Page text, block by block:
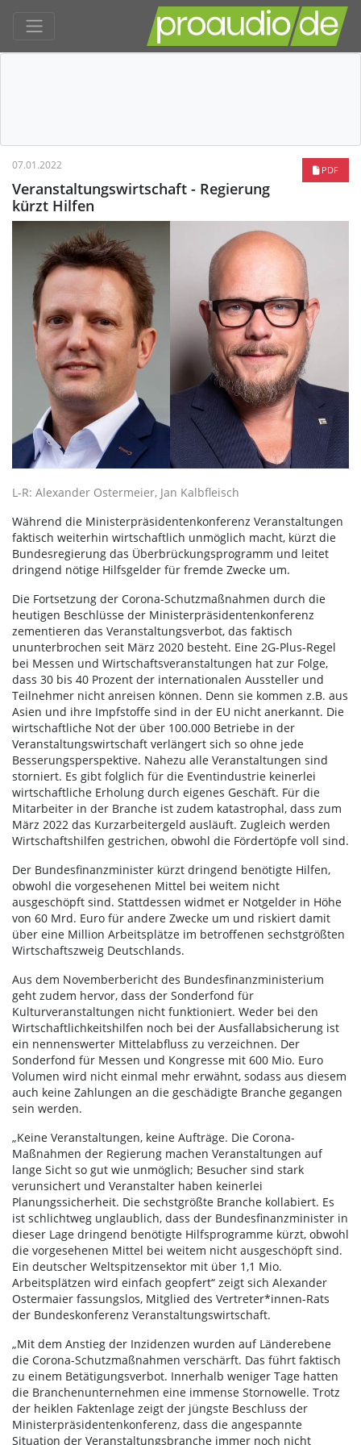
PDF
07.01.2022
Veranstaltungswirtschaft - Regierung
kürzt Hilfen
L-R: Alexander Ostermeier, Jan Kalbfleisch
Während die Ministerpräsidentenkonferenz Veranstaltungen
faktisch weiterhin wirtschaftlich unmöglich macht, kürzt die
Bundesregierung das Überbrückungsprogramm und leitet
dringend nötige Hilfsgelder für fremde Zwecke um.
Die Fortsetzung der Corona-Schutzmaßnahmen durch die
heutigen Beschlüsse der Ministerpräsidentenkonferenz
zementieren das Veranstaltungsverbot, das faktisch
ununterbrochen seit März 2020 besteht. Eine 2G-Plus-Regel
bei Messen und Wirtschaftsveranstaltungen hat zur Folge,
dass 30 bis 40 Prozent der internationalen Aussteller und
Teilnehmer nicht anreisen können. Denn sie kommen z.B. aus
Asien und ihre Impfstoffe sind in der EU nicht anerkannt. Die
wirtschaftliche Not der über 100.000 Betriebe in der
Veranstaltungswirtschaft verlängert sich so ohne jede
Besserungsperspektive. Nahezu alle Veranstaltungen sind
storniert. Es gibt folglich für die Eventindustrie keinerlei
wirtschaftliche Erholung durch eigenes Geschäft. Für die
Mitarbeiter in der Branche ist zudem katastrophal, dass zum
März 2022 das Kurzarbeitergeld ausläuft. Zugleich werden
Wirtschaftshilfen gestrichen, obwohl die Fördertöpfe voll sind.
Der Bundesfinanzminister kürzt dringend benötigte Hilfen,
obwohl die vorgesehenen Mittel bei weitem nicht
ausgeschöpft sind. Stattdessen widmet er Notgelder in Höhe
von 60 Mrd. Euro für andere Zwecke um und riskiert damit
über eine Million Arbeitsplätze im betroffenen sechstgrößten
Wirtschaftszweig Deutschlands.
Aus dem Novemberbericht des Bundesfinanzministerium
geht zudem hervor, dass der Sonderfond für
Kulturveranstaltungen nicht funktioniert. Weder bei den
Wirtschaftlichkeitshilfen noch bei der Ausfallabsicherung ist
ein nennenswerter Mittelabfluss zu verzeichnen. Der
Sonderfond für Messen und Kongresse mit 600 Mio. Euro
Volumen wird nicht einmal mehr erwähnt, sodass aus diesem
auch keine Zahlungen an die geschädigte Branche gegangen
sein werden.
„Keine Veranstaltungen, keine Aufträge. Die Corona-
Maßnahmen der Regierung machen Veranstaltungen auf
lange Sicht so gut wie unmöglich; Besucher sind stark
verunsichert und Veranstalter haben keinerlei
Planungssicherheit. Die sechstgrößte Branche kollabiert. Es
ist schlichtweg unglaublich, dass der Bundesfinanzminister in
dieser Lage dringend benötigte Hilfsprogramme kürzt, obwohl
die vorgesehenen Mittel bei weitem nicht ausgeschöpft sind.
Ein deutscher Weltspitzensektor mit über 1,1 Mio.
Arbeitsplätzen wird einfach geopfert“ zeigt sich Alexander
Ostermaier fassungslos, Mitglied des Vertreter*innen-Rats
der Bundeskonferenz Veranstaltungswirtschaft.
„Mit dem Anstieg der Inzidenzen wurden auf Länderebene
die Corona-Schutzmaßnahmen verschärft. Das führt faktisch
zu einem Betätigungsverbot. Innerhalb weniger Tage hatten
die Branchenunternehmen eine immense Stornowelle. Trotz
der heiklen Faktenlage zeigt der jüngste Beschluss der
Ministerpräsidentenkonferenz, dass die angespannte
Situation der Veranstaltungsbranche immer noch nicht